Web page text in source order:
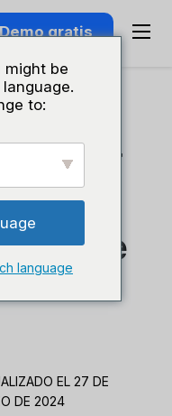
Demo gratis
de
EL 27 DE
DE 2024
might be
to:
language